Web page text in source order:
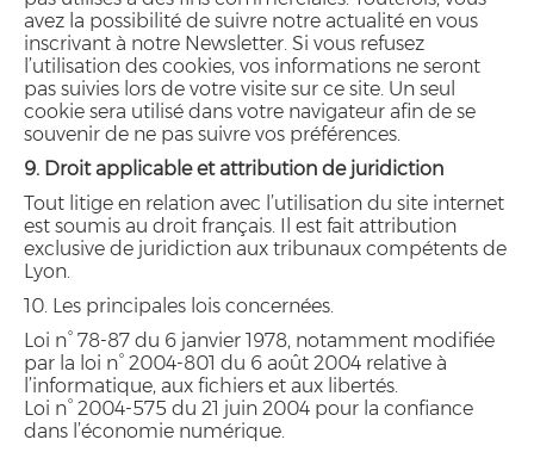
avez la possibilité de suivre notre actualité en vous
inscrivant à notre Newsletter. Si vous refusez
l’utilisation des cookies, vos informations ne seront
pas suivies lors de votre visite sur ce site. Un seul
cookie sera utilisé dans votre navigateur afin de se
souvenir de ne pas suivre vos préférences.
9. Droit applicable et attribution de juridiction
Tout litige en relation avec l’utilisation du site internet
est soumis au droit français. Il est fait attribution
exclusive de juridiction aux tribunaux compétents de
Lyon.
10. Les principales lois concernées.
Loi n° 78-87 du 6 janvier 1978, notamment modifiée
par la loi n° 2004-801 du 6 août 2004 relative à
l’informatique, aux fichiers et aux libertés.
Loi n° 2004-575 du 21 juin 2004 pour la confiance
dans l’économie numérique.